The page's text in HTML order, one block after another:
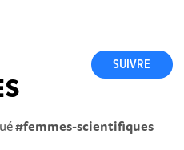
SUIVRE
#femmes-scientifiques